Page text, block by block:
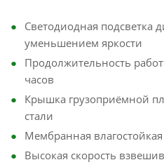
Светодиодная подсветка
уменьшением яркости
Продолжительность
часов
Крышка грузоприёмной
стали
Мембранная
Высокая скорость